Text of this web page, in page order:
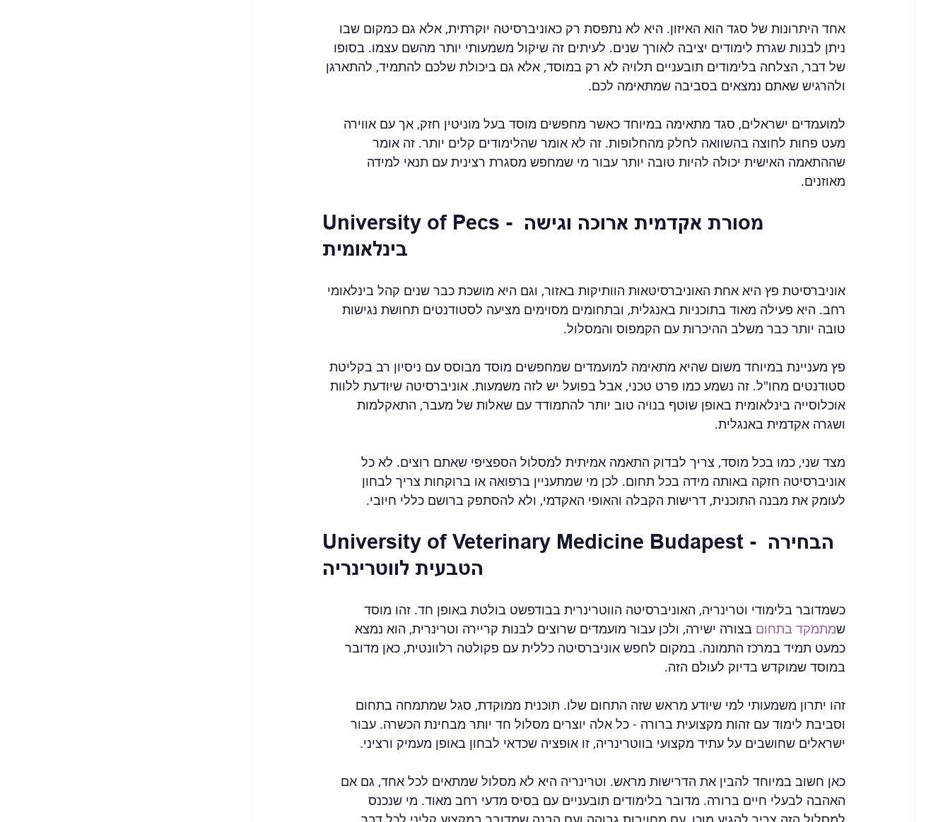
אחד היתרונות של סגד הוא האיזון. היא לא נתפסת רק כאוניברסיטה יוקרתית, אלא גם כמקום שבו
ניתן לבנות שגרת לימודים יציבה לאורך שנים. לעיתים זה שיקול משמעותי יותר מהשם עצמו. בסופו
של דבר, הצלחה בלימודים תובעניים תלויה לא רק במוסד, אלא גם ביכולת שלכם להתמיד, להתארגן
ולהרגיש שאתם נמצאים בסביבה שמתאימה לכם.
למועמדים ישראלים, סגד מתאימה במיוחד כאשר מחפשים מוסד בעל מוניטין חזק, אך עם אווירה
מעט פחות לחוצה בהשוואה לחלק מהחלופות. זה לא אומר שהלימודים קלים יותר. זה אומר
שההתאמה האישית יכולה להיות טובה יותר עבור מי שמחפש מסגרת רצינית עם תנאי למידה
מאוזנים.
University of Pecs - מסורת אקדמית ארוכה וגישה
בינלאומית
אוניברסיטת פץ היא אחת האוניברסיטאות הוותיקות באזור, וגם היא מושכת כבר שנים קהל בינלאומי
רחב. היא פעילה מאוד בתוכניות באנגלית, ובתחומים מסוימים מציעה לסטודנטים תחושת נגישות
טובה יותר כבר משלב ההיכרות עם הקמפוס והמסלול.
פץ מעניינת במיוחד משום שהיא מתאימה למועמדים שמחפשים מוסד מבוסס עם ניסיון רב בקליטת
סטודנטים מחו"ל. זה נשמע כמו פרט טכני, אבל בפועל יש לזה משמעות. אוניברסיטה שיודעת ללוות
אוכלוסייה בינלאומית באופן שוטף בנויה טוב יותר להתמודד עם שאלות של מעבר, התאקלמות
ושגרה אקדמית באנגלית.
מצד שני, כמו בכל מוסד, צריך לבדוק התאמה אמיתית למסלול הספציפי שאתם רוצים. לא כל
אוניברסיטה חזקה באותה מידה בכל תחום. לכן מי שמתעניין ברפואה או ברוקחות צריך לבחון
לעומק את מבנה התוכנית, דרישות הקבלה והאופי האקדמי, ולא להסתפק ברושם כללי חיובי.
University of Veterinary Medicine Budapest - הבחירה
הטבעית לווטרינריה
כשמדובר בלימודי וטרינריה, האוניברסיטה הווטרינרית בבודפשט בולטת באופן חד. זהו מוסד
שמתמקד בתחום בצורה ישירה, ולכן עבור מועמדים שרוצים לבנות קריירה וטרינרית, הוא נמצא
כמעט תמיד במרכז התמונה. במקום לחפש אוניברסיטה כללית עם פקולטה רלוונטית, כאן מדובר
במוסד שמוקדש בדיוק לעולם הזה.
זהו יתרון משמעותי למי שיודע מראש שזה התחום שלו. תוכנית ממוקדת, סגל שמתמחה בתחום
וסביבת לימוד עם זהות מקצועית ברורה - כל אלה יוצרים מסלול חד יותר מבחינת הכשרה. עבור
ישראלים שחושבים על עתיד מקצועי בווטרינריה, זו אופציה שכדאי לבחון באופן מעמיק ורציני.
כאן חשוב במיוחד להבין את הדרישות מראש. וטרינריה היא לא מסלול שמתאים לכל אחד, גם אם
האהבה לבעלי חיים ברורה. מדובר בלימודים תובעניים עם בסיס מדעי רחב מאוד. מי שנכנס